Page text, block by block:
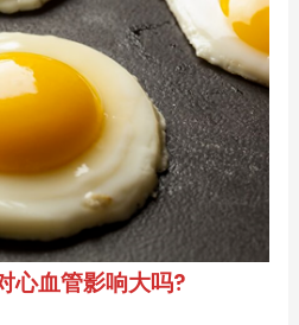
心血管影响大吗?